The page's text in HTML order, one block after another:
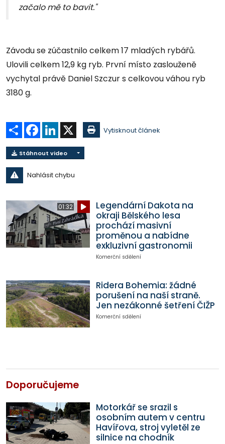
začalo mě to bavit."
Závodu se zúčastnilo celkem 17 mladých rybářů.
Ulovili celkem 12,9 kg ryb. První místo zaslouženě
vychytal právě Daniel Szczur s celkovou váhou ryb
3180 g.
Sdílet Facebook
LinkedIn Vytisknout článek
Stáhnout video
Nahlásit chybu
01:32
Legendární Dakota na
okraji Bělského lesa
prochází masivní
proměnou a nabídne
exkluzivní gastronomii
Komerční sdělení
Ridera Bohemia: žádné
porušení na naší straně.
Jen nezákonné šetření ČIŽP
Komerční sdělení
Doporučujeme
Motorkář se srazil s
osobním autem v centru
Havířova, stroj vyletěl ze
silnice na chodník